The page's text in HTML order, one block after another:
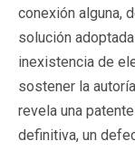
conexión alguna,
solución
inexistencia de
sostener la
revela una
definitiva, un